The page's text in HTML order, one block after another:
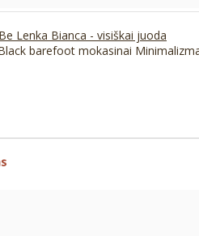
Lenka Bianca - visiškai juoda
barefoot mokasinai